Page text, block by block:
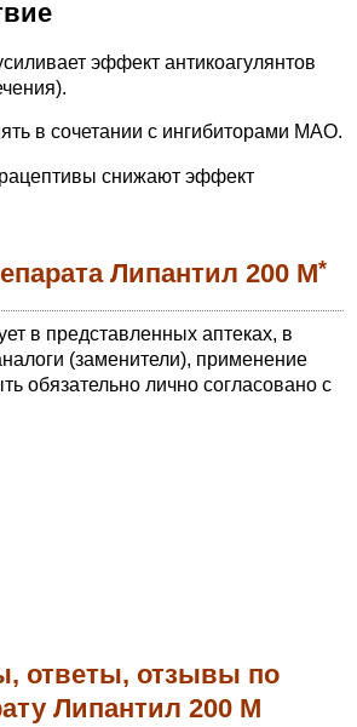
эффект антикоагулянтов
в сочетании с ингибиторами МАО.
снижают эффект
Липантил 200 М*
в представленных аптеках, в
(заменители), применение
обязательно лично согласовано с
ответы, отзывы по
Липантил 200 М